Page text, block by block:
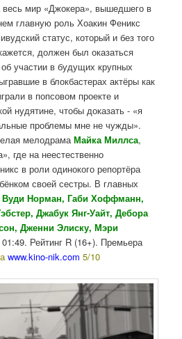
весь мир «Джокера», вышедшего в
главную роль Хоакин Феникс
статус, который и без того
должен был оказаться
участии в будущих крупных
в блокбастерах актёры как
в попсовом проекте и
нудятине, чтобы доказать - «я
проблемы мне не чужды».
мелодрамаМайка Миллса,
где на неестественно
в роли одинокого репортёра
своей сестры. В главных
Вуди Норман, Габи Хоффманн,
Джабук Янг-Уайт, Дебора
Дженни Элиску, Мэри
Рейтинг R (16+). Премьера
www.kino-nik.com 5/10